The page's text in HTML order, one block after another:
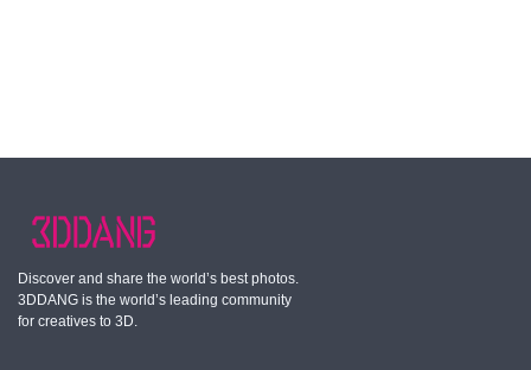
Discover and share the world’s best photos.
3DDANG is the world’s leading community
for creatives to 3D.